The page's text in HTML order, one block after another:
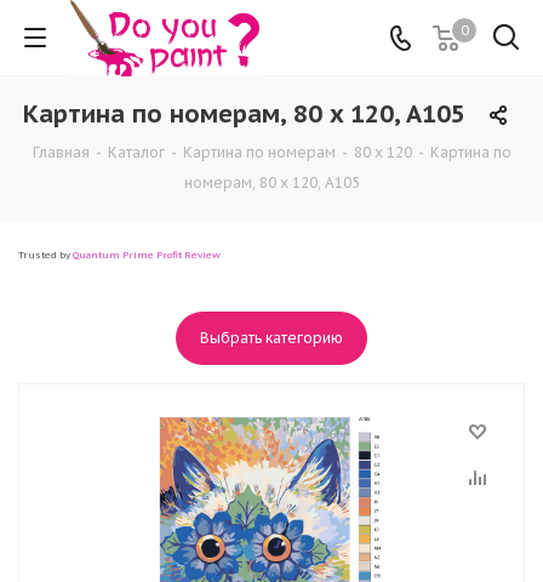
0
Картина по номерам, 80 x 120, A105
Главная - Каталог - Картина по номерам - 80 x 120 - Картина по
номерам, 80 x 120, A105
Trusted by Quantum Prime Profit Review
Выбрать категорию